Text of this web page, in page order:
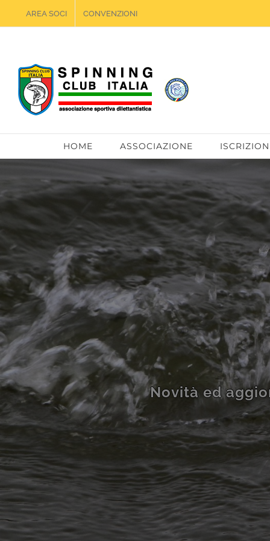
al
AREA SOCI CONVENZIONI
HOME ASSOCIAZIONE
Novità ed